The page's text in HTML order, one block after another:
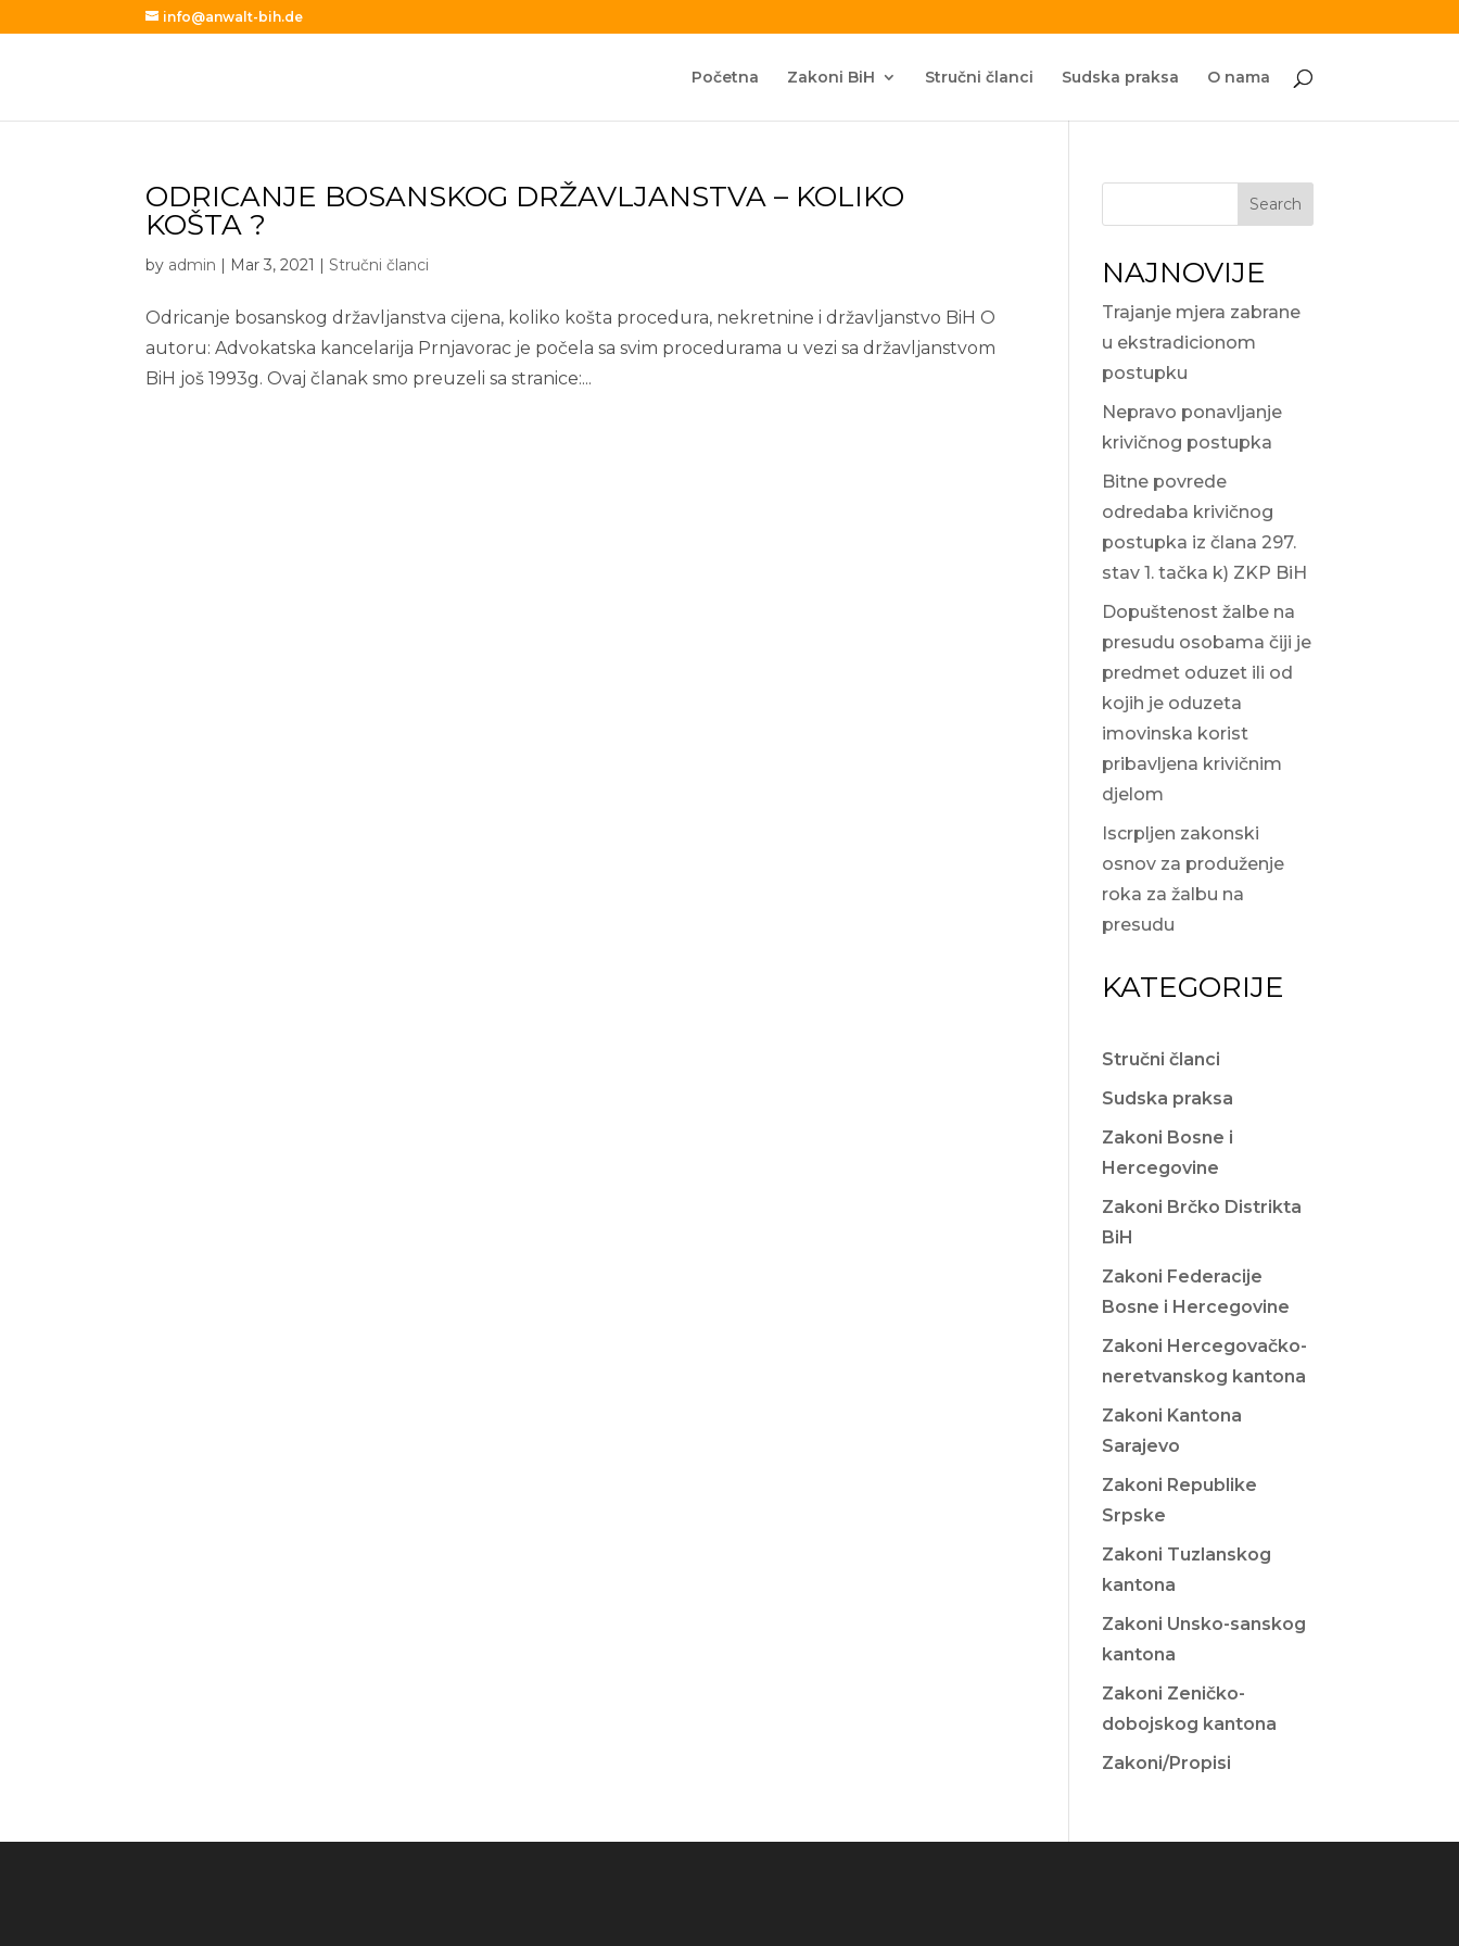
info@anwalt-bih.de
Početna Zakoni BiH Stručni članci Sudska praksa O nama
ODRICANJE BOSANSKOG DRŽAVLJANSTVA – KOLIKO
KOŠTA ?
by admin | Mar 3, 2021 |Stručni članci
Odricanje bosanskog državljanstva cijena, koliko košta procedura, nekretnine i državljanstvo BiH O
autoru: Advokatska kancelarija Prnjavorac je počela sa svim procedurama u vezi sa državljanstvom
BiH još 1993g. Ovaj članak smo preuzeli sa stranice:...
Search
NAJNOVIJE
Trajanje mjera zabrane
u ekstradicionom
postupku
Nepravo ponavljanje
krivičnog postupka
Bitne povrede
odredaba krivičnog
postupka iz člana 297.
stav 1. tačka k) ZKP BiH
Dopuštenost žalbe na
presudu osobama čiji je
predmet oduzet ili od
kojih je oduzeta
imovinska korist
pribavljena krivičnim
djelom
Iscrpljen zakonski
osnov za produženje
roka za žalbu na
presudu
KATEGORIJE
Stručni članci
Sudska praksa
Zakoni Bosne i
Hercegovine
Zakoni Brčko Distrikta
BiH
Zakoni Federacije
Bosne i Hercegovine
Zakoni Hercegovačko-
neretvanskog kantona
Zakoni Kantona
Sarajevo
Zakoni Republike
Srpske
Zakoni Tuzlanskog
kantona
Zakoni Unsko-sanskog
kantona
Zakoni Zeničko-
dobojskog kantona
Zakoni/Propisi